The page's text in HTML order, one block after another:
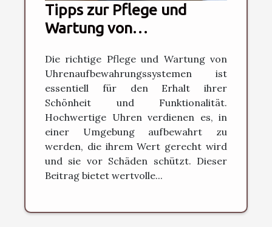
Tipps zur Pflege und
Wartung von
Uhrenaufbewahrungen
Die richtige Pflege und Wartung von
Uhrenaufbewahrungssystemen ist
essentiell für den Erhalt ihrer
Schönheit und Funktionalität.
Hochwertige Uhren verdienen es, in
einer Umgebung aufbewahrt zu
werden, die ihrem Wert gerecht wird
und sie vor Schäden schützt. Dieser
Beitrag bietet wertvolle...